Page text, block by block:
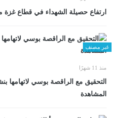
ارتفاع حصيلة الشهداء في قطاع غزة منذ
غير مصنف
منذ 11 شهرًا
التحقيق مع الراقصة بوسي لاتهامها
المشاهدة